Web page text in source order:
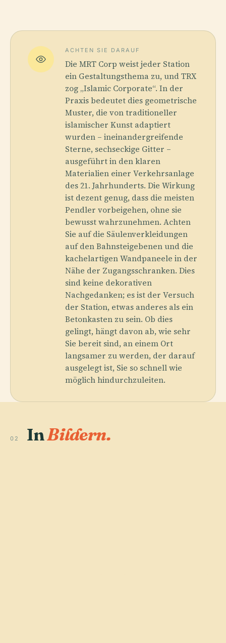
ACHTEN SIE DARAUF
Die MRT Corp weist jeder Station
ein Gestaltungsthema zu, und TRX
zog „Islamic Corporate“. In der
Praxis bedeutet dies geometrische
Muster, die von traditioneller
islamischer Kunst adaptiert
wurden – ineinandergreifende
Sterne, sechseckige Gitter –
ausgeführt in den klaren
Materialien einer Verkehrsanlage
des 21. Jahrhunderts. Die Wirkung
ist dezent genug, dass die meisten
Pendler vorbeigehen, ohne sie
bewusst wahrzunehmen. Achten
Sie auf die Säulenverkleidungen
auf den Bahnsteigebenen und die
kachelartigen Wandpaneele in der
Nähe der Zugangsschranken. Dies
sind keine dekorativen
Nachgedanken; es ist der Versuch
der Station, etwas anderes als ein
Betonkasten zu sein. Ob dies
gelingt, hängt davon ab, wie sehr
Sie bereit sind, an einem Ort
langsamer zu werden, der darauf
ausgelegt ist, Sie so schnell wie
möglich hindurchzuleiten.
02 InBildern.